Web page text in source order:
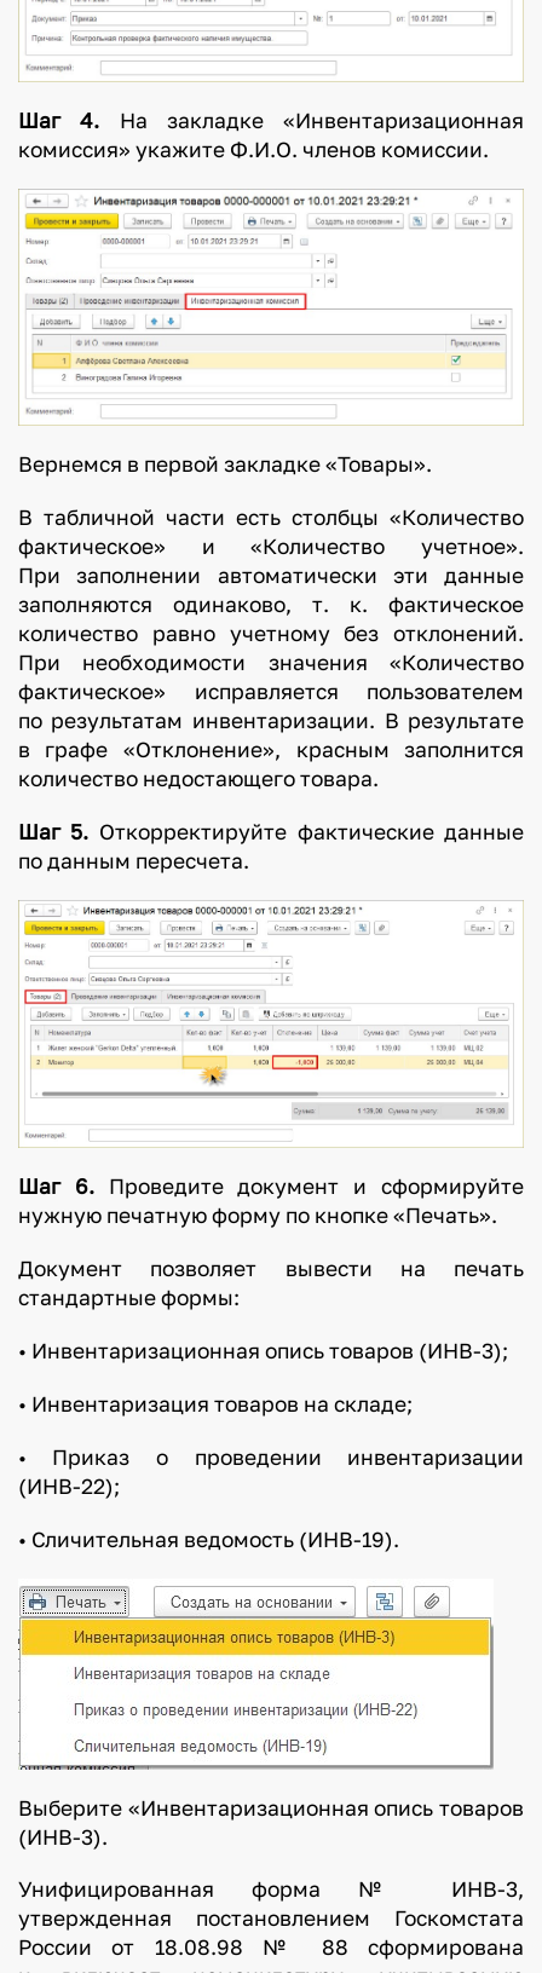
Шаг 4. На закладке «Инвентаризационная
комиссия» укажите Ф.И.О. членов комиссии.
Вернемся в первой закладке «Товары».
В табличной части есть столбцы «Количество
фактическое» и «Количество учетное».
При заполнении автоматически эти данные
заполняются одинаково, т. к. фактическое
количество равно учетному без отклонений.
При необходимости значения «Количество
фактическое» исправляется пользователем
по результатам инвентаризации. В результате
в графе «Отклонение», красным заполнится
количество недостающего товара.
Шаг 5. Откорректируйте фактические данные
по данным пересчета.
Шаг 6.Проведите документ и сформируйте
нужную печатную форму по кнопке «Печать».
Документ позволяет вывести на печать
стандартные формы:
• Инвентаризационная опись товаров (ИНВ-3);
• Инвентаризация товаров на складе;
• Приказ о проведении инвентаризации
(ИНВ-22);
• Сличительная ведомость (ИНВ-19).
Выберите «Инвентаризационная опись товаров
(ИНВ-3).
Унифицированная форма № ИНВ-3,
утвержденная постановлением Госкомстата
России от 18.08.98 № 88 сформирована